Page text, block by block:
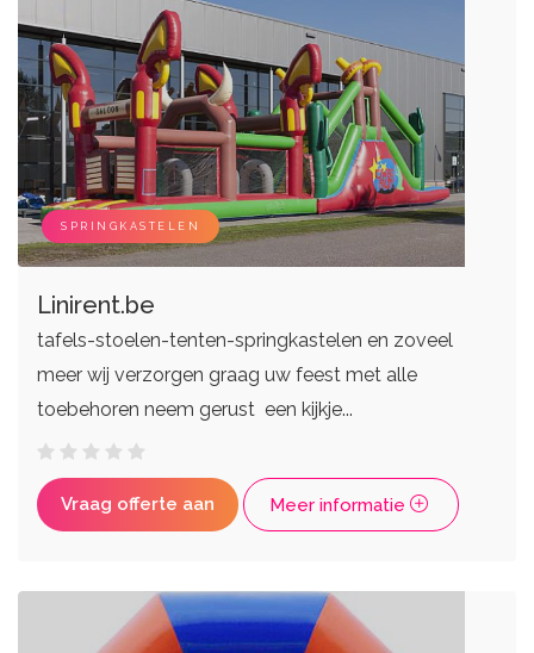
Photobooths
Videografie
Vergaderzalen
Seminarieruimte
DJ's
Zangers
Live bands
Eventplanners
Weddingplanners
Ceremoniemeesters
SPRINGKASTELEN
Linirent.be
tafels-stoelen-tenten-springkastelen en zoveel
meer wij verzorgen graag uw feest met alle
toebehoren neem gerust een kijkje...
Vraag offerte aan Meer informatie